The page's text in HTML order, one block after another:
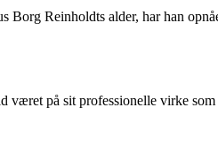
Reinholdts alder, har han
på sit professionelle virke